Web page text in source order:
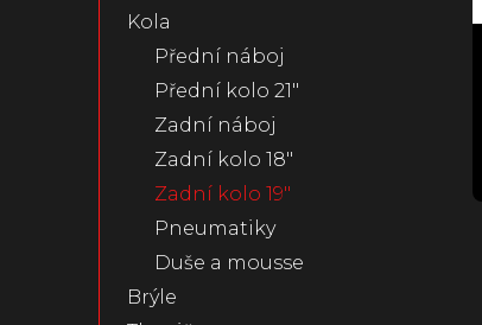
Kola
Přední náboj
Přední kolo 21"
Zadní náboj
Zadní kolo 18"
Zadní kolo 19"
Pneumatiky
Duše a mousse
Brýle